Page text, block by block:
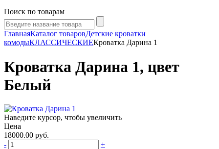
Поиск по товарам
ГлавнаяКаталог товаровДетские кроватки
комодыКЛАССИЧЕСКИЕКроватка Дарина 1
Кроватка Дарина 1, цвет
Белый
Наведите курсор, чтобы увеличить
Цена
18000.00 руб.
-
+